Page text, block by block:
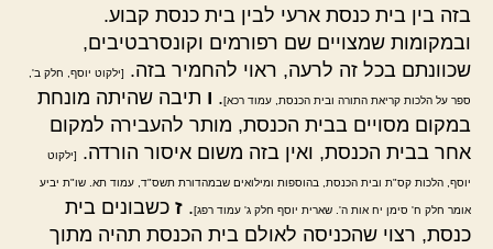
בזה בין בית כנסת ארעי לבין בית כנסת קבוע.
ובמקומות שמצויים שם רפורמים וקונסרבטיבים,
שכוונתם בכל זה לרעה, ראוי להחמיר בזה.
[ילקוט יוסף, חלק ב',
ספר על הלכות קריאת התורה ובית הכנסת, עמוד רכא]. ו תיבה שהיתה מונחת
במקום מסויים בבית הכנסת, מותר להעבירה למקום
אחר בבית הכנסת, ואין בזה משום איסור הורדה.
[ילקוט
יוסף, הלכות קס"ת ובית הכנסת, בהוספות ומילואים שבמהדורת תשס"ד, עמוד תא. שו"ת יביע
אומר חלק ח' סימן יח אות ה'. שארית יוסף חלק ג' עמוד רפג]. ז כשבונים בית
כנסת, רצוי שהכניסה לאולם בית הכנסת תהיה מתוך